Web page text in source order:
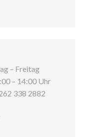
– Freitag
– 14:00 Uhr
338 2882